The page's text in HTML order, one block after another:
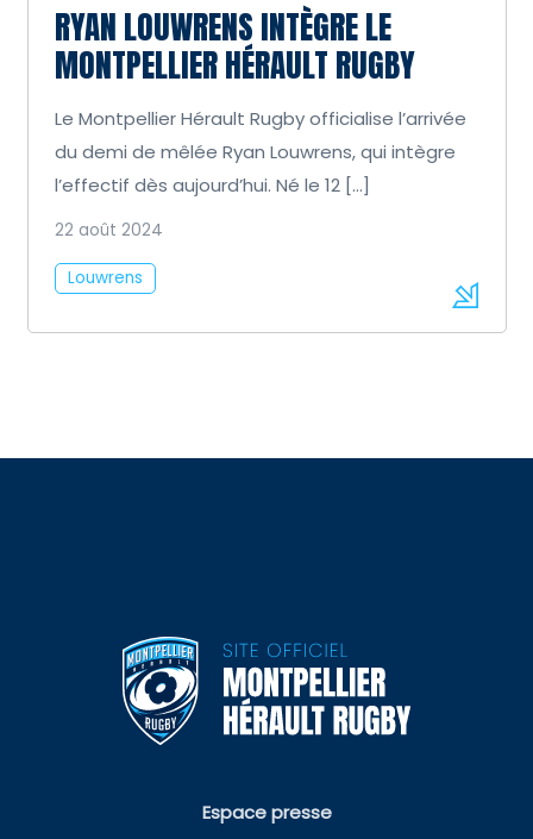
RYAN LOUWRENS INTÈGRE LE
MONTPELLIER HÉRAULT RUGBY
Le Montpellier Hérault Rugby officialise l’arrivée
du demi de mêlée Ryan Louwrens, qui intègre
l’effectif dès aujourd’hui. Né le 12 […]
22 août 2024
Louwrens
Espace presse